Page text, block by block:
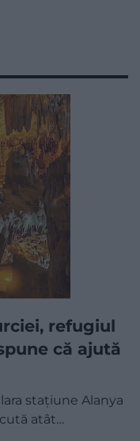
refugiul
că ajută
stațiune Alanya
atât…